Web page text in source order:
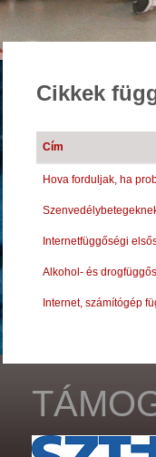
Cikkek
Cím
Hova forduljak, ha
Internetfüggőségi
Alkohol- és
Internet, számítógép